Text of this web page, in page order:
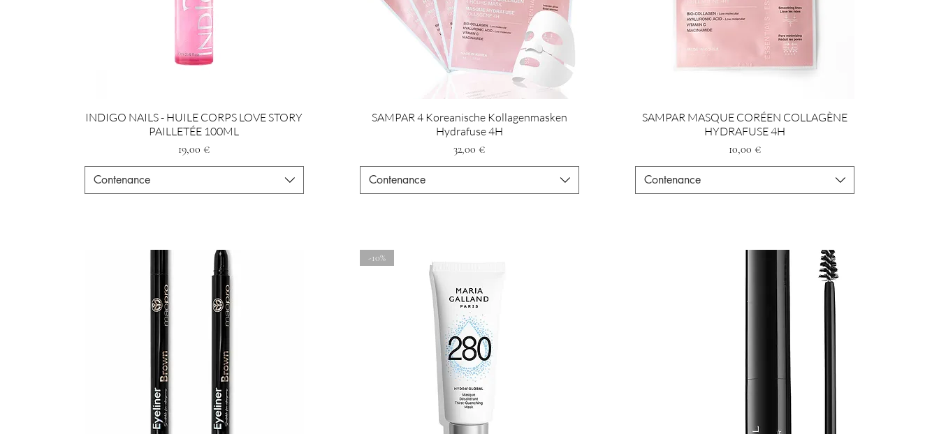
INDIGO NAILS - HUILE CORPS LOVE STORY
PAILLETÉE 100ML
Preis
19,00 €
Contenance
SAMPAR 4 Koreanische Kollagenmasken
Hydrafuse 4H
Preis
32,00 €
Contenance
SAMPAR MASQUE CORÉEN COLLAGÈNE
HYDRAFUSE 4H
Preis
10,00 €
Contenance
-10%